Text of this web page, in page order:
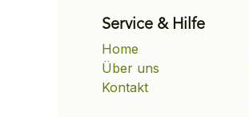
Service & Hilfe
Home
Über uns
Kontakt